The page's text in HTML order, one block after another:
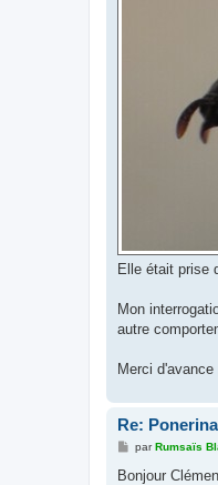
Elle était prise
Mon
autre
Merci
Re:
M
s
parRumsaïs
Bonjour